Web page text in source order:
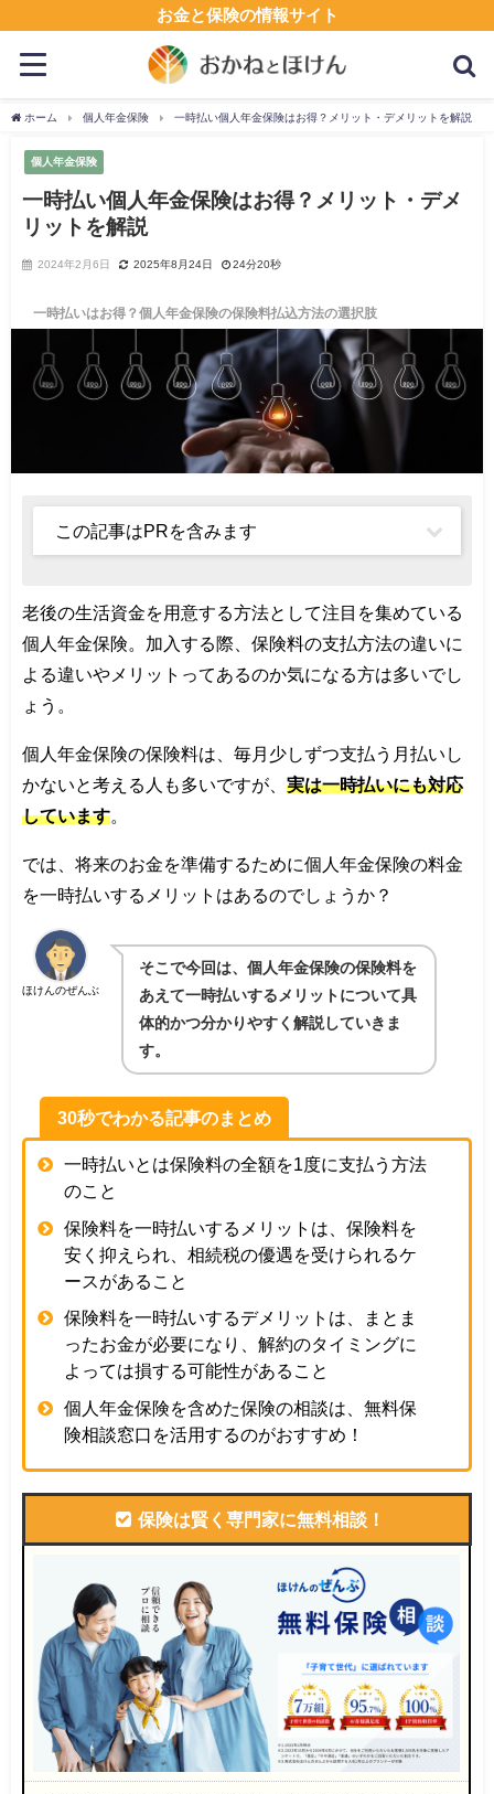
お金と保険の情報サイト
ホーム 個人年金保険 一時払い個人年金保険はお得？メリット・デメリットを解説
個人年金保険
一時払い個人年金保険はお得？メリット・デメ
リットを解説
2024年2月6日 2025年8月24日 24分20秒
一時払いはお得？個人年金保険の保険料払込方法の選択肢
この記事はPRを含みます
老後の生活資金を用意する方法として注目を集めている
個人年金保険。加入する際、保険料の支払方法の違いに
よる違いやメリットってあるのか気になる方は多いでし
ょう。
個人年金保険の保険料は、毎月少しずつ支払う月払いし
かないと考える人も多いですが、 実は一時払いにも対応
しています
では、将来のお金を準備するために個人年金保険の料金
を一時払いするメリットはあるのでしょうか？
ほけんのぜんぶ
そこで今回は、個人年金保険の保険料を
あえて一時払いするメリットについて具
体的かつ分かりやすく解説していきま
す。
30秒でわかる記事のまとめ
一時払いとは保険料の全額を1度に支払う方法
のこと
保険料を一時払いするメリットは、保険料を
安く抑えられ、相続税の優遇を受けられるケ
ースがあること
保険料を一時払いするデメリットは、まとま
ったお金が必要になり、解約のタイミングに
よっては損する可能性があること
個人年金保険を含めた保険の相談は、無料保
険相談窓口を活用するのがおすすめ！
保険は賢く専門家に無料相談！